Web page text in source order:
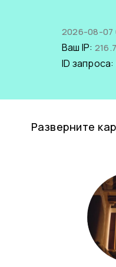
2026-08-07
Ваш IP:
ID запроса:
Разверните